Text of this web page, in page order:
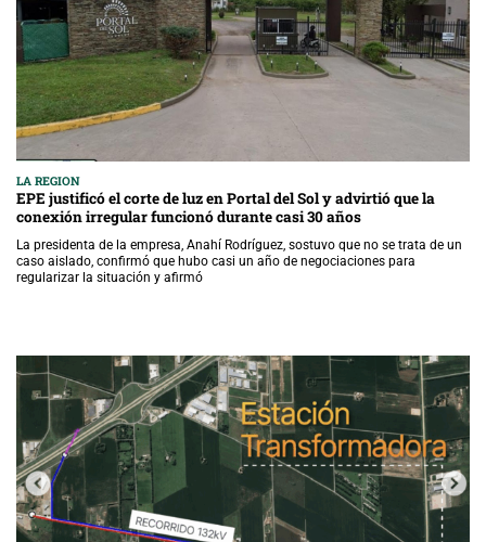
LA REGION
EPE justificó el corte de luz en Portal del Sol y advirtió que la
conexión irregular funcionó durante casi 30 años
La presidenta de la empresa, Anahí Rodríguez, sostuvo que no se trata de un
caso aislado, confirmó que hubo casi un año de negociaciones para
regularizar la situación y afirmó